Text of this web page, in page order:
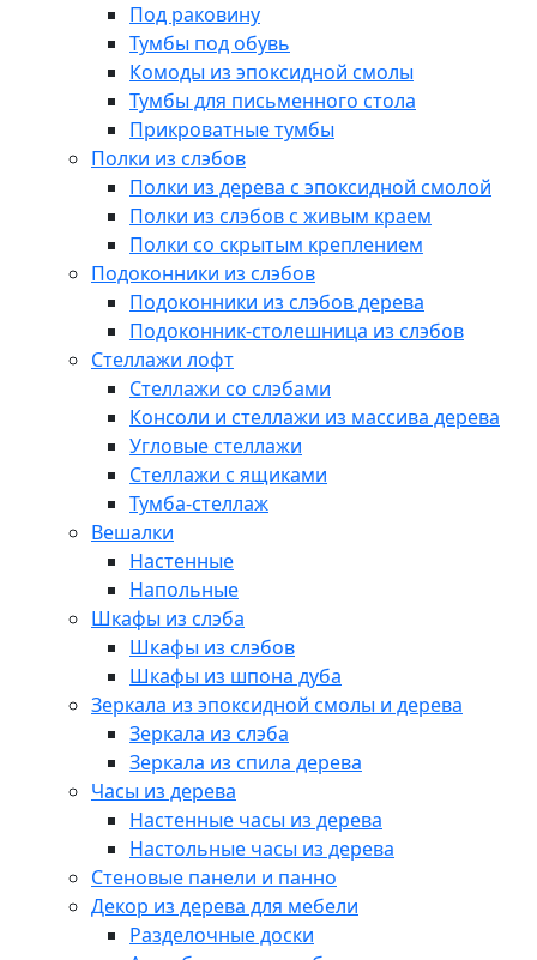
Под раковину
Тумбы под обувь
Комоды из эпоксидной смолы
Тумбы для письменного стола
Прикроватные тумбы
Полки из слэбов
Полки из дерева с эпоксидной смолой
Полки из слэбов с живым краем
Полки со скрытым креплением
Подоконники из слэбов
Подоконники из слэбов дерева
Подоконник-столешница из слэбов
Стеллажи лофт
Стеллажи со слэбами
Консоли и стеллажи из массива дерева
Угловые стеллажи
Стеллажи с ящиками
Тумба-стеллаж
Вешалки
Настенные
Напольные
Шкафы из слэба
Шкафы из слэбов
Шкафы из шпона дуба
Зеркала из эпоксидной смолы и дерева
Зеркала из слэба
Зеркала из спила дерева
Часы из дерева
Настенные часы из дерева
Настольные часы из дерева
Стеновые панели и панно
Декор из дерева для мебели
Разделочные доски